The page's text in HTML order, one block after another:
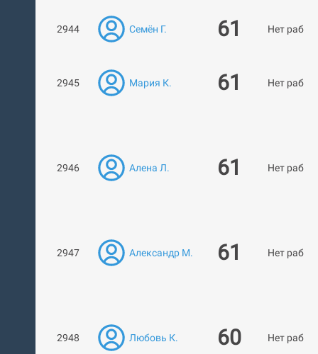
2944 Семён Г. 61 Нет работ
2945 Мария К. 61 Нет работ
2946 Алена Л. 61 Нет работ
2947 Александр М. 61 Нет работ
2948 Любовь К. 60 Нет работ